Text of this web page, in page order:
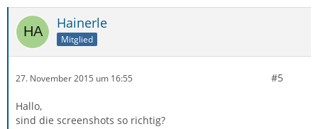
Hainerle
Mitglied
27. November 2015 um 16:55 #5
Hallo,
sind die screenshots so richtig?